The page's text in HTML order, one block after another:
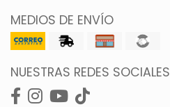
MEDIOS DE ENVÍO
NUESTRAS REDES SOCIALES